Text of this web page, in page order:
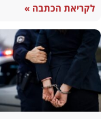
לקריאת הכתבה »